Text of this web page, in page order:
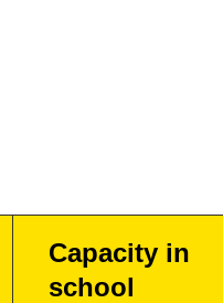
Capacity in
school